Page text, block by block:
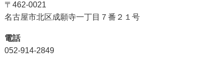
〒462-0021
名古屋市北区成願寺一丁目７番２１号
電話
052-914-2849